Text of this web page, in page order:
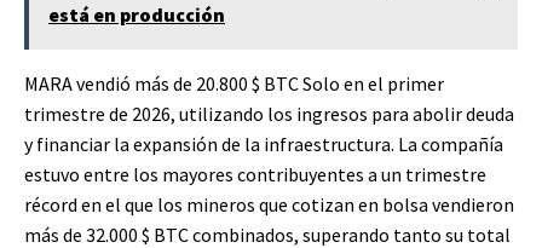
está en producción
MARA vendió más de 20.800 $ BTCSolo en el primer
trimestre de 2026, utilizando los ingresos para abolir deuda
y financiar la expansión de la infraestructura. La compañía
estuvo entre los mayores contribuyentes a un trimestre
récord en el que los mineros que cotizan en bolsa vendieron
más de 32.000 $ BTCcombinados, superando tanto su total